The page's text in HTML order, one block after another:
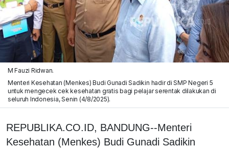
M Fauzi Ridwan.
Menteri Kesehatan (Menkes) Budi Gunadi Sadikin hadir di SMP Negeri 5
untuk mengecek cek kesehatan gratis bagi pelajar serentak dilakukan di
seluruh Indonesia, Senin (4/8/2025).
REPUBLIKA.CO.ID, BANDUNG--Menteri
Kesehatan (Menkes) Budi Gunadi Sadikin